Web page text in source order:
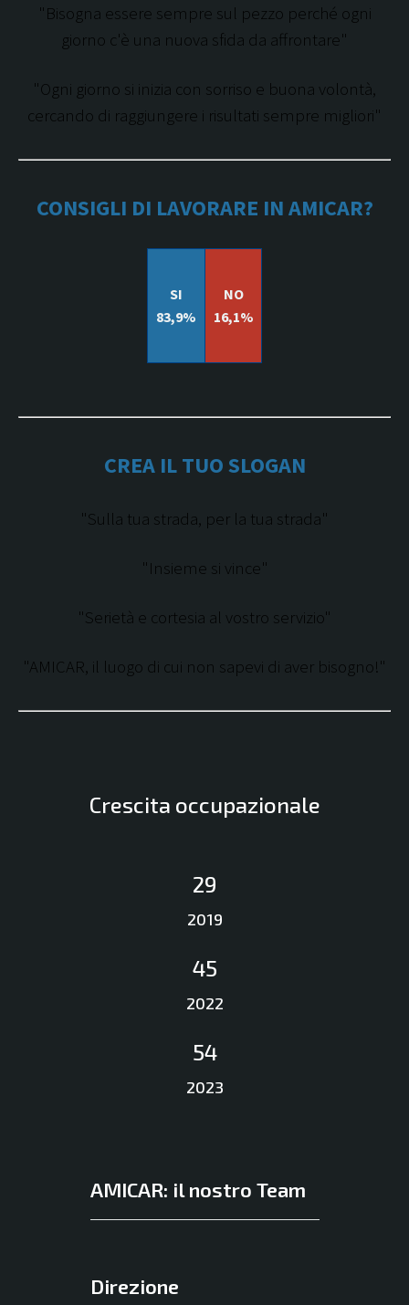
"Bisogna essere sempre sul pezzo perché ogni
giorno c'è una nuova sfida da affrontare"
"Ogni giorno si inizia con sorriso e buona volontà,
cercando di raggiungere i risultati sempre migliori"
CONSIGLI DI LAVORARE IN AMICAR?
SI
83,9%
NO
16,1%
CREA IL TUO SLOGAN
"Sulla tua strada, per la tua strada"
"Insieme si vince"
"Serietà e cortesia al vostro servizio"
"AMICAR, il luogo di cui non sapevi di aver bisogno!"
Crescita occupazionale
29
2019
45
2022
54
2023
AMICAR: il nostro Team
Direzione